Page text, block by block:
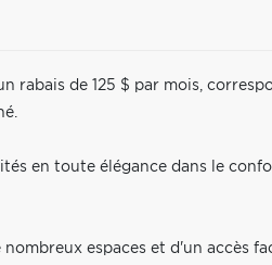
rabais de 125 $ par mois,
en toute élégance dans le
espaces et d'un accès